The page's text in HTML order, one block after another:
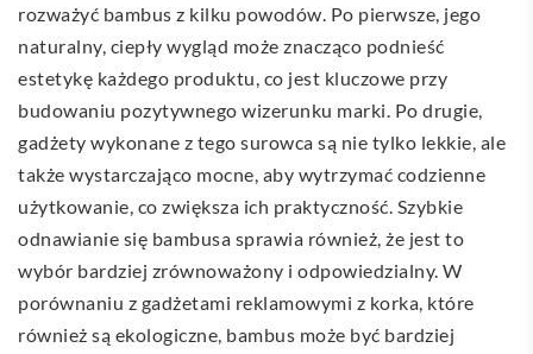
rozważyć bambus z kilku powodów. Po pierwsze, jego
naturalny, ciepły wygląd może znacząco podnieść
estetykę każdego produktu, co jest kluczowe przy
budowaniu pozytywnego wizerunku marki. Po drugie,
gadżety wykonane z tego surowca są nie tylko lekkie, ale
także wystarczająco mocne, aby wytrzymać codzienne
użytkowanie, co zwiększa ich praktyczność. Szybkie
odnawianie się bambusa sprawia również, że jest to
wybór bardziej zrównoważony i odpowiedzialny. W
porównaniu z gadżetami reklamowymi z korka, które
również są ekologiczne, bambus może być bardziej